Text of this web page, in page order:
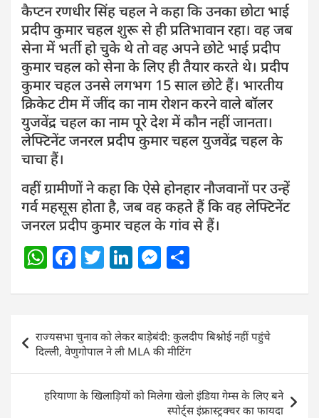
कैप्टन रणधीर सिंह चहल ने कहा कि उनका छोटा भाई
प्रदीप कुमार चहल शुरू से ही प्रतिभावान रहा। वह जब
सेना में भर्ती हो चुके थे तो वह अपने छोटे भाई प्रदीप
कुमार चहल को सेना के लिए ही तैयार करते थे। प्रदीप
कुमार चहल उनसे लगभग 15 साल छोटे हैं। भारतीय
क्रिकेट टीम में जींद का नाम रोशन करने वाले बॉलर
युजवेंद्र चहल का नाम पूरे देश में कौन नहीं जानता।
लेफ्टिनेंट जनरल प्रदीप कुमार चहल युजवेंद्र चहल के
चाचा हैं।
वहीं ग्रामीणों ने कहा कि ऐसे होनहार नौजवानों पर उन्हें
गर्व महसूस होता है, जब वह कहते हैं कि वह लेफ्टिनेंट
जनरल प्रदीप कुमार चहल के गांव से हैं।
W
at
s
A
p
p
F
c
e
b
o
o
T
itt
er
Li
k
e
dI
n
M
ss
e
n
g
er
ar
e
navigation
राज्यसभा चुनाव को लेकर बाड़ेबंदी: कुलदीप बिश्नोई नहीं पहुंचे
दिल्ली, वेणुगोपाल ने ली MLA की मीटिंग
हरियाणा के खिलाड़ियों को मिलेगा खेलो इंडिया गेम्स के लिए बने
स्पोर्ट्स इंफ्रास्ट्रक्चर का फायदा